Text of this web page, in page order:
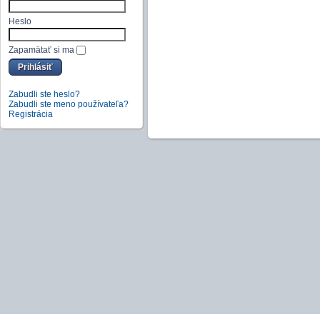
Heslo
Zapamätať si ma
Zabudli ste heslo?
Zabudli ste meno používateľa?
Registrácia